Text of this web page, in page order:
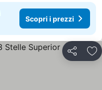
Scopri i prezzi
Condividi